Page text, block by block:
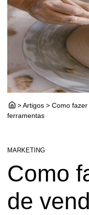
> Artigos > Como
ferramentas
MARKETING
Como
de